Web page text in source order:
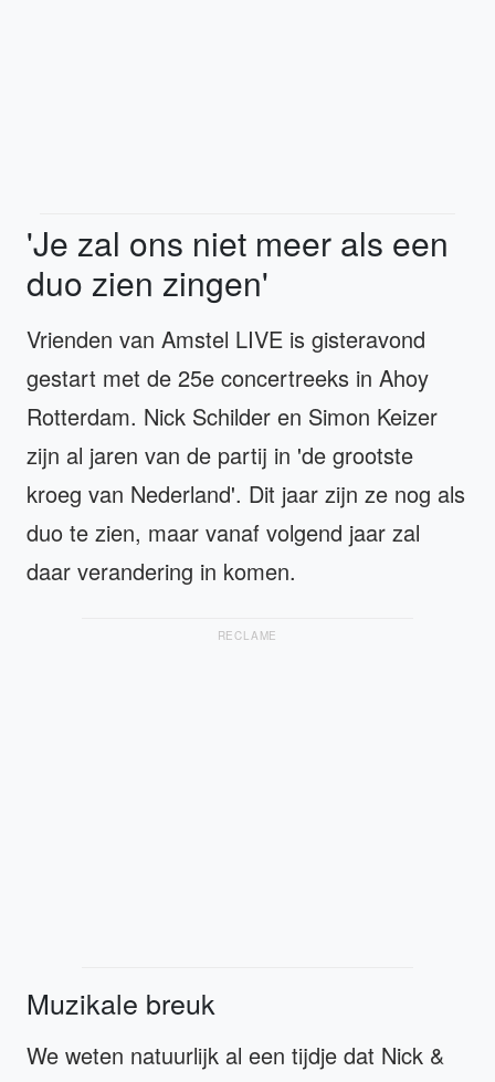
'Je zal ons niet meer als een
duo zien zingen'
Vrienden van Amstel LIVE is gisteravond
gestart met de 25e concertreeks in Ahoy
Rotterdam. Nick Schilder en Simon Keizer
zijn al jaren van de partij in 'de grootste
kroeg van Nederland'. Dit jaar zijn ze nog als
duo te zien, maar vanaf volgend jaar zal
daar verandering in komen.
RECLAME
Muzikale breuk
We weten natuurlijk al een tijdje dat Nick &